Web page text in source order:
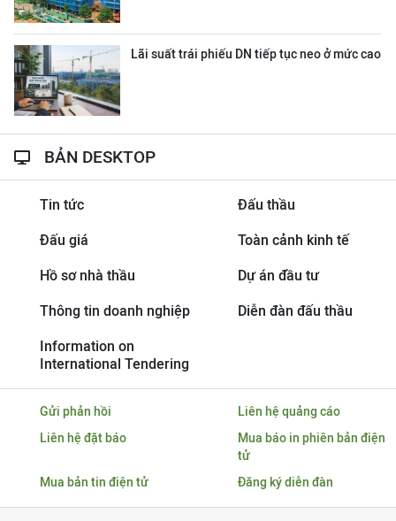
Lãi suất trái phiếu DN tiếp tục neo ở mức cao
BẢN DESKTOP
Tin tức Đấu thầu
Đấu giá Toàn cảnh kinh tế
Hồ sơ nhà thầu Dự án đầu tư
Thông tin doanh nghiệp Diễn đàn đấu thầu
Information on
International Tendering
Gửi phản hồi
Liên hệ quảng cáo
Liên hệ đặt báo
Mua báo in phiên bản điện
tử
Mua bản tin điện tử
Đăng ký diễn đàn